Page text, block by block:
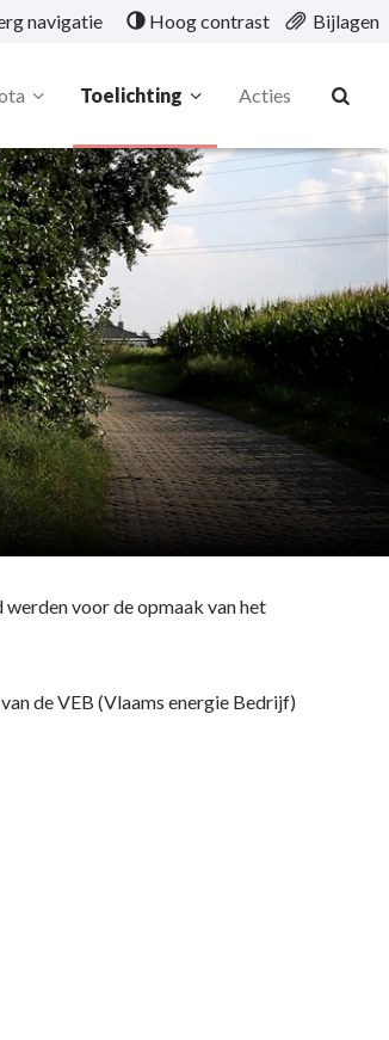
navigatie Hoog contrast Bijlagen
Toelichting Acties
voor de opmaak van het
de VEB (Vlaams energie Bedrijf)